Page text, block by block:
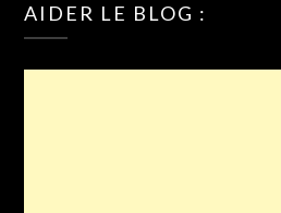
AIDER LE BLOG :